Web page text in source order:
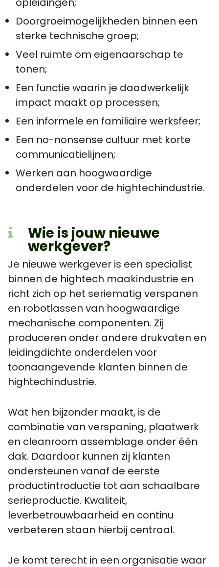
Doorgroeimogelijkheden binnen een
sterke technische groep;
Veel ruimte om eigenaarschap te
tonen;
Een functie waarin je daadwerkelijk
impact maakt op processen;
Een informele en familiaire werksfeer;
Een no-nonsense cultuur met korte
communicatielijnen;
Werken aan hoogwaardige
onderdelen voor de hightechindustrie.
Wie is jouw nieuwe
werkgever?
Je nieuwe werkgever is een specialist
binnen de hightech maakindustrie en
richt zich op het seriematig verspanen
en robotlassen van hoogwaardige
mechanische componenten. Zij
produceren onder andere drukvaten en
leidingdichte onderdelen voor
toonaangevende klanten binnen de
hightechindustrie.
Wat hen bijzonder maakt, is de
combinatie van verspaning, plaatwerk
en cleanroom assemblage onder één
dak. Daardoor kunnen zij klanten
ondersteunen vanaf de eerste
productintroductie tot aan schaalbare
serieproductie. Kwaliteit,
leverbetrouwbaarheid en continu
verbeteren staan hierbij centraal.
Je komt terecht in een organisatie waar